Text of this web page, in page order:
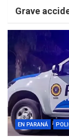
Grave
EN PARANÁ